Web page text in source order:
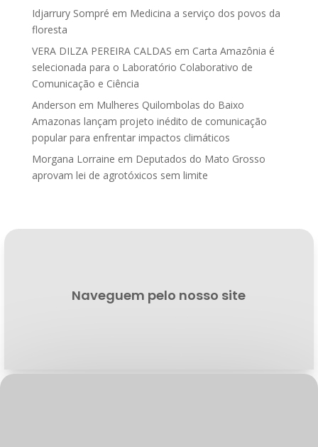
Idjarrury Sompré em Medicina a serviço dos povos da
floresta
VERA DILZA PEREIRA CALDAS em Carta Amazônia é
selecionada para o Laboratório Colaborativo de
Comunicação e Ciência
Anderson em Mulheres Quilombolas do Baixo
Amazonas lançam projeto inédito de comunicação
popular para enfrentar impactos climáticos
Morgana Lorraine em Deputados do Mato Grosso
aprovam lei de agrotóxicos sem limite
Naveguem pelo nosso site